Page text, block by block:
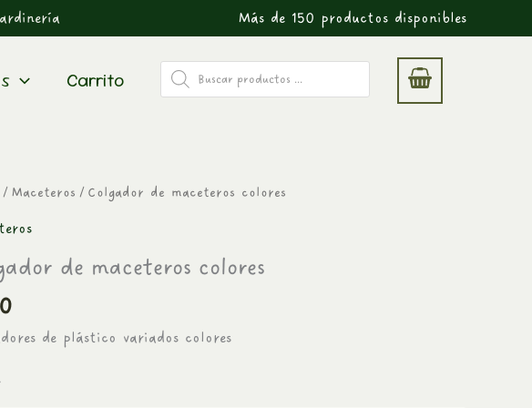
Más de 150 productos disponibles
Carrito
Búsqueda
productos
/Maceteros / Colgador de maceteros colores
de maceteros colores
de plástico variados colores